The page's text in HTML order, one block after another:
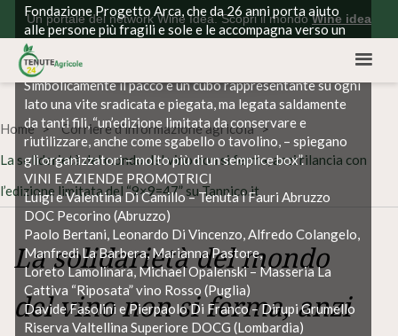
Un portale del network Wine Idea. Scopri il mondoWine idea
Home
Corriere d'informazione agricola
La solidarietà del mondo del vino non si ferma, anzi rilancia con
l’edizione limitata del “9×9=47” su Tannico.it
La solidarietà del mondo
del vino non si ferma, anzi
Fondazione Progetto Arca, che da 26 anni porta aiuto
alle persone più fragili e sole e le accompagna verso un
futuro di autonomia e integrazione, particolarmente
attiva durante la crisi sociale scatenata dalla pandemia.
Simbolicamente il pacco è un cubo rappresentante su ogni
lato una vite sradicata e piegata, ma legata saldamente
da tanti fili, “un’edizione limitata da conservare e
riutilizzare, anche come sgabello o tavolino, – spiegano
gli organizzatori – molto più di un semplice box”.
VINI E AZIENDE PROMOTRICI
Luigi e Valentina Di Camillo – Tenuta i Fauri Abruzzo
DOC Pecorino (Abruzzo)
Paolo Bertani, Leonardo Di Vincenzo, Alfredo Colangelo,
Manfredi La Barbera, Marianna Pastore,
Loreto Lamolinara, Michael Opalenski – Masseria La
Cattiva “Riposata” vino Rosso (Puglia)
Davide Fasolini e Pierpaolo Di Franco – Dirupi Grumello
Riserva Valtellina Superiore DOCG (Lombardia)